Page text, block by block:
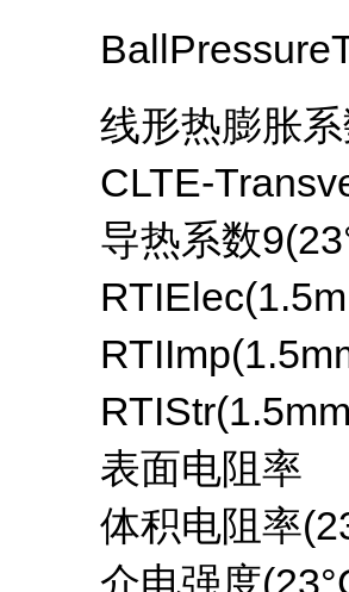
线形热膨胀
CLTE-
导热系数
表面电阻率
体积电阻率
介电强度